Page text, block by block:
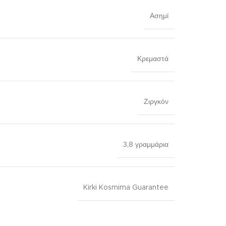
Ασημί
Κρεμαστά
Ζιργκόν
3,8 γραμμάρια
Kirki Kosmima Guarantee